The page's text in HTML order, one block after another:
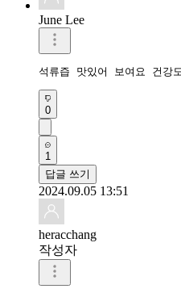
June Lee
석류즙 맛있어 보여요 건강
0
1
답글 쓰기
2024.09.05 13:51
heracchang
작성자